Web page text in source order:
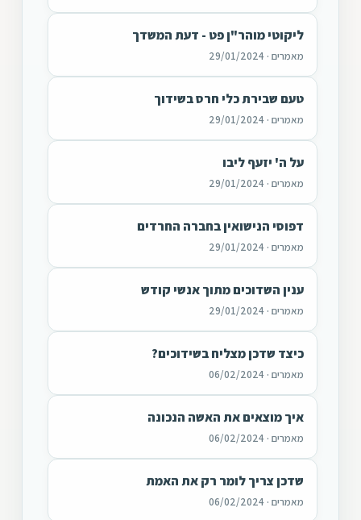
ליקוטי מוהר"ן פט - דעת המשדך
מאמרים · 29/01/2024
טעם שבירת כלי חרס בשידוך
מאמרים · 29/01/2024
על ה' יזעף ליבו
מאמרים · 29/01/2024
דפוסי הנישואין בחברה החרדים
מאמרים · 29/01/2024
ענין השדוכים מתוך אנשי קודש
מאמרים · 29/01/2024
כיצד שדכן מצליח בשידוכים?
מאמרים · 06/02/2024
איך מוצאים את האשה הנכונה
מאמרים · 06/02/2024
שדכן צריך לומר רק את האמת
מאמרים · 06/02/2024